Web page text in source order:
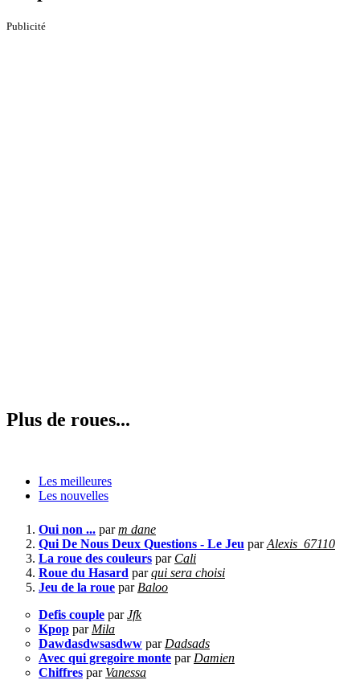
Publicité
Plus de roues...
Les meilleures
Les nouvelles
Oui non ... parm dane
Qui De Nous Deux Questions - Le Jeu parAlexis_67110
La roue des couleurs par Cali
Roue du Hasard parqui sera choisi
Jeu de la roue par Baloo
Defis couple parJfk
Kpop par Mila
Dawdasdwsasdww par Dadsads
Avec qui gregoire monte par Damien
Chiffres par Vanessa